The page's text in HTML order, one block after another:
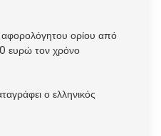
ορίου από
ευρώ τον χρόνο
ο ελληνικός